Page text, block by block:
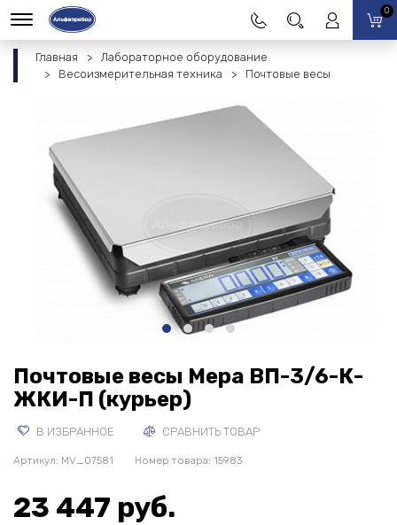
0
Главная
Лабораторное оборудование
Весоизмерительная техника
Почтовые весы
Почтовые весы Мера ВП-3/6-К-
ЖКИ-П (курьер)
В ИЗБРАННОЕ СРАВНИТЬ ТОВАР
Артикул: MV_07581 Номер товара: 15983
23 447 руб.